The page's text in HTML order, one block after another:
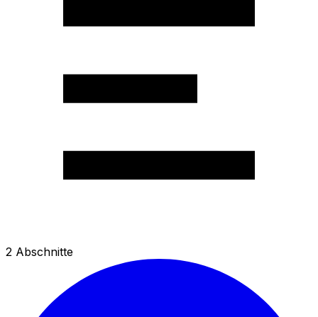
2 Abschnitte